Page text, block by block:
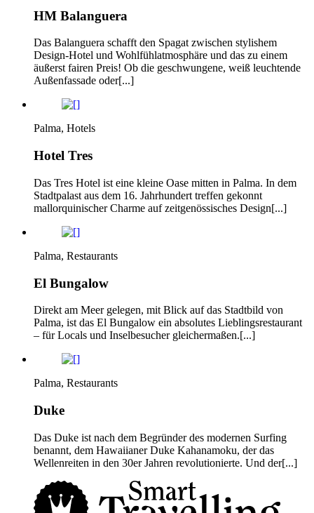
HM Balanguera
Das Balanguera schafft den Spagat zwischen stylishem
Design-Hotel und Wohlfühlatmosphäre und das zu einem
äußerst fairen Preis! Ob die geschwungene, weiß leuchtende
Außenfassade oder[...]
Palma, Hotels
Hotel Tres
Das Tres Hotel ist eine kleine Oase mitten in Palma. In dem
Stadtpalast aus dem 16. Jahrhundert treffen gekonnt
mallorquinischer Charme auf zeitgenössisches Design[...]
Palma, Restaurants
El Bungalow
Direkt am Meer gelegen, mit Blick auf das Stadtbild von
Palma, ist das El Bungalow ein absolutes Lieblingsrestaurant
– für Locals und Inselbesucher gleichermaßen.[...]
Palma, Restaurants
Duke
Das Duke ist nach dem Begründer des modernen Surfing
benannt, dem Hawaiianer Duke Kahanamoku, der das
Wellenreiten in den 30er Jahren revolutionierte. Und der[...]